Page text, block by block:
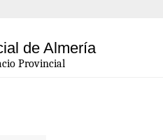
de Almería
Provincial